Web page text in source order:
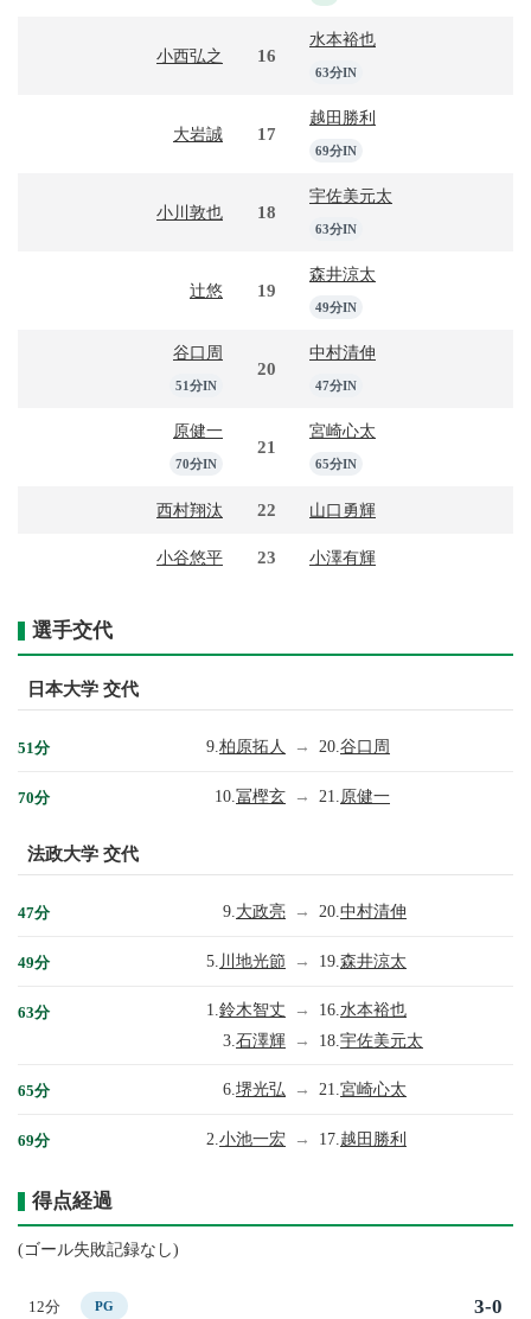
小西弘之 16
水本裕也
63分IN
大岩誠 17
越田勝利
69分IN
小川敦也 18
宇佐美元太
63分IN
辻悠 19
森井涼太
49分IN
谷口周
51分IN
20
中村清伸
47分IN
原健一
70分IN
21
宮崎心太
65分IN
西村翔汰 22 山口勇輝
小谷悠平 23 小澤有輝
選手交代
日本大学 交代
51分 9. 柏原拓人 → 20. 谷口周
70分 10. 冨樫玄 → 21. 原健一
法政大学 交代
47分 9. 大政亮 → 20. 中村清伸
49分 5. 川地光節 → 19. 森井涼太
63分 1. 鈴木智丈 → 16. 水本裕也
3. 石澤輝 → 18. 宇佐美元太
65分 6. 堺光弘 → 21. 宮崎心太
69分 2. 小池一宏 → 17. 越田勝利
得点経過
(ゴール失敗記録なし)
12分 PG 3-0